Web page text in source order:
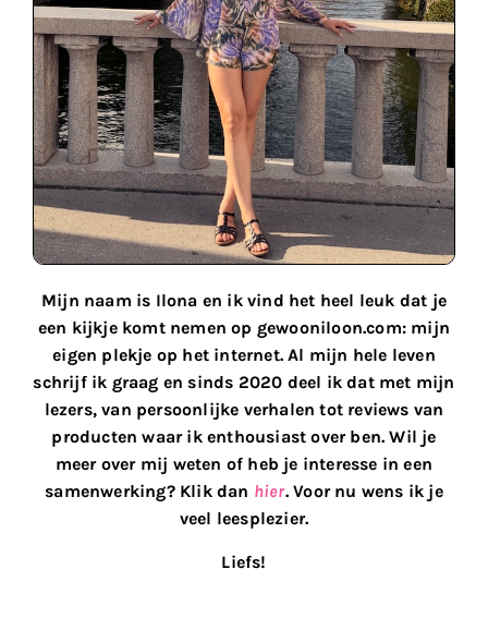
Mijn naam is Ilona en ik vind het heel leuk dat je
een kijkje komt nemen op gewooniloon.com: mijn
eigen plekje op het internet. Al mijn hele leven
schrijf ik graag en sinds 2020 deel ik dat met mijn
lezers, van persoonlijke verhalen tot reviews van
producten waar ik enthousiast over ben. Wil je
meer over mij weten of heb je interesse in een
samenwerking? Klik dan hier. Voor nu wens ik je
veel leesplezier.
Liefs!